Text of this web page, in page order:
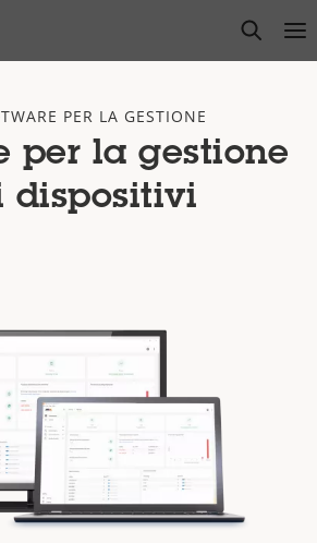
open
PER LA GESTIONE
per la gestione
dispositivi